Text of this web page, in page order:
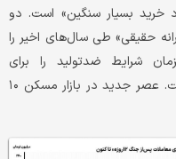
خرید بسیار سنگین» است. دو
حقیقی» طی سال‌های اخیر را
شرایط ضدتولید را برای
سرمایه‌گذاران ساختمانی به‌وجود آورده است. عصر جدید در بازار مسکن ۱۰